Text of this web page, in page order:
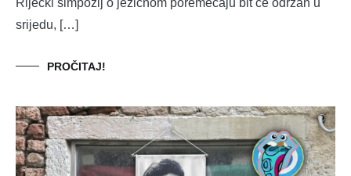
Riječki simpozij o jezičnom poremećaju bit će održan u
srijedu, […]
PROČITAJ!